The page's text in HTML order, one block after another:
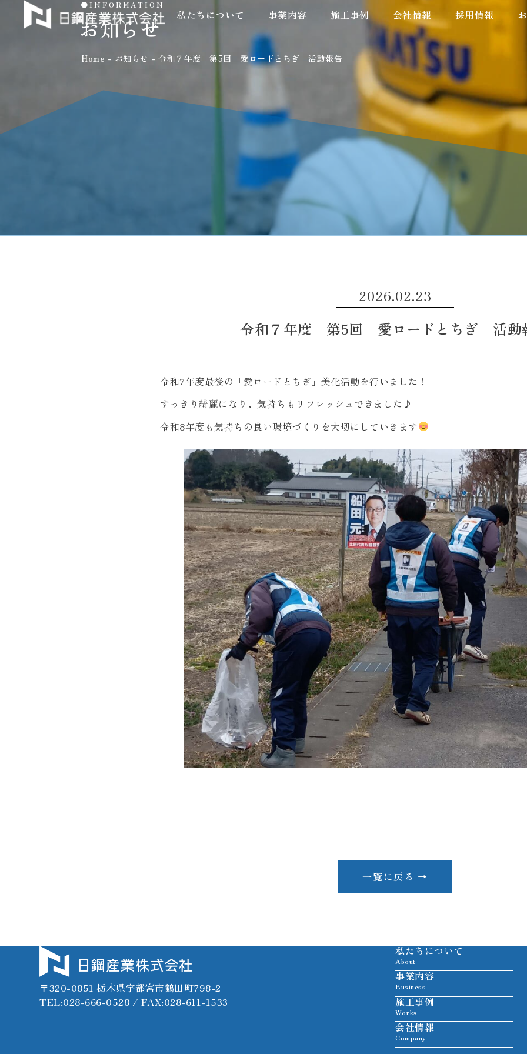
私たちについて 事業内容 施工事例 会社情報 採用情報
私たちについて 事業内容 施工事例 会社情報 採用情報
●INFORMATION
お知らせ
Home - お知らせ - 令和７年度 第5回 愛ロードとちぎ 活動報告
2026.02.23
令和７年度 第5回 愛ロードとちぎ 活動
令和7年度最後の「愛ロードとちぎ」美化活動を行いました！
すっきり綺麗になり、気持ちもリフレッシュできました♪
令和8年度も気持ちの良い環境づくりを大切にしていきます
一覧に戻る →
〒320-0851 栃木県宇都宮市鶴田町798-2
TEL:028-666-0528 / FAX:028-611-1533
私たちについて
About
事業内容
Business
施工事例
Works
会社情報
Company